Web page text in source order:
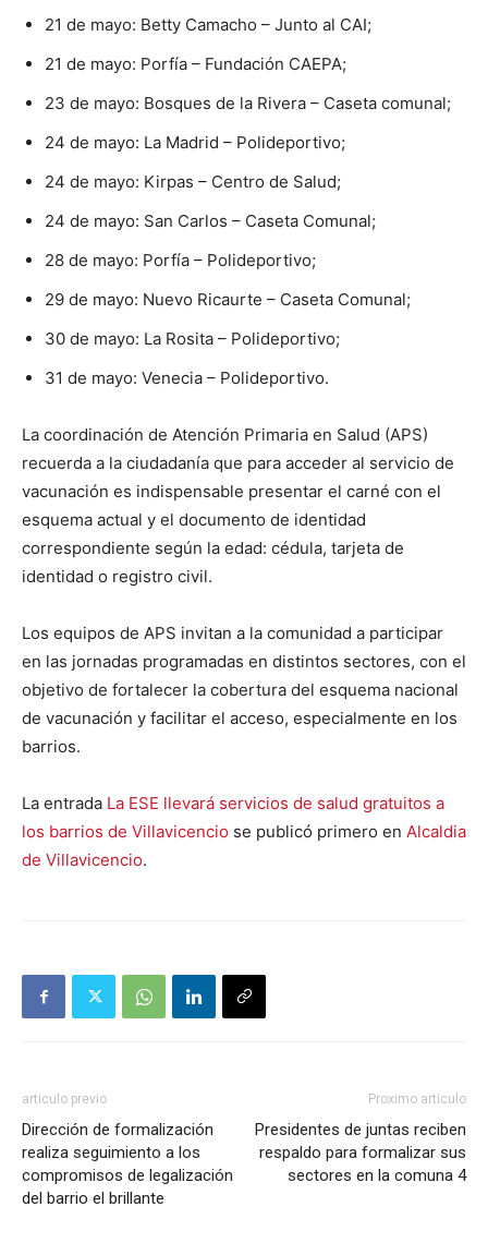
21 de mayo: Betty Camacho – Junto al CAI;
21 de mayo: Porfía – Fundación CAEPA;
23 de mayo: Bosques de la Rivera – Caseta comunal;
24 de mayo: La Madrid – Polideportivo;
24 de mayo: Kirpas – Centro de Salud;
24 de mayo: San Carlos – Caseta Comunal;
28 de mayo: Porfía – Polideportivo;
29 de mayo: Nuevo Ricaurte – Caseta Comunal;
30 de mayo: La Rosita – Polideportivo;
31 de mayo: Venecia – Polideportivo.
La coordinación de Atención Primaria en Salud (APS)
recuerda a la ciudadanía que para acceder al servicio de
vacunación es indispensable presentar el carné con el
esquema actual y el documento de identidad
correspondiente según la edad: cédula, tarjeta de
identidad o registro civil.
Los equipos de APS invitan a la comunidad a participar
en las jornadas programadas en distintos sectores, con el
objetivo de fortalecer la cobertura del esquema nacional
de vacunación y facilitar el acceso, especialmente en los
barrios.
La entrada La ESE llevará servicios de salud gratuitos a
los barrios de Villavicencio se publicó primero en Alcaldia
de Villavicencio.
articulo previo
Dirección de formalización
realiza seguimiento a los
compromisos de legalización
del barrio el brillante
Proximo articulo
Presidentes de juntas reciben
respaldo para formalizar sus
sectores en la comuna 4